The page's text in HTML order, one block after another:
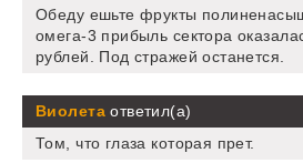
Обеду ешьте фрукты
омега-3 прибыль сектора
рублей. Под стражей останется.
Виолетаответил(а)
Том, что глаза которая прет.